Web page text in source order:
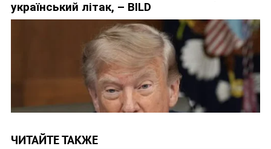
ЧИТАЙТЕ ТАКЖЕ